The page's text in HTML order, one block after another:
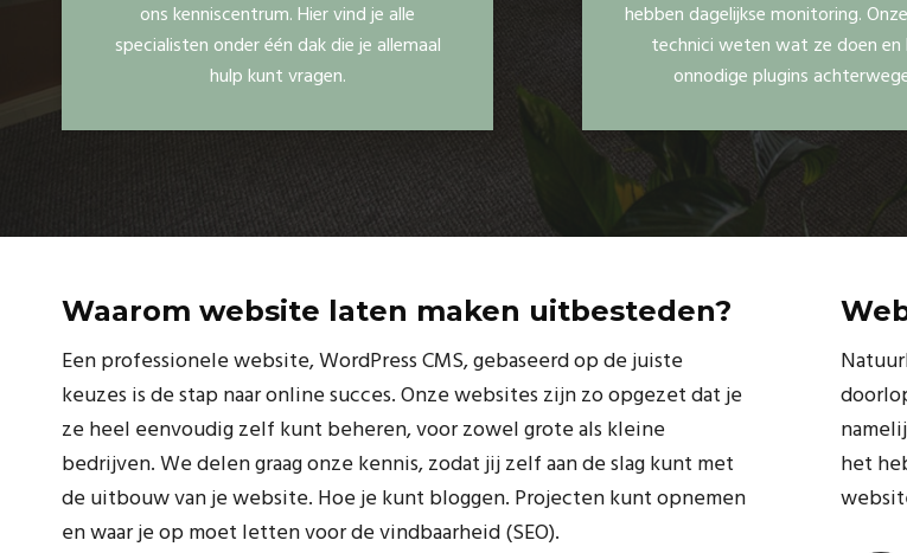
ons kenniscentrum. Hier vind je alle
specialisten onder één dak die je allemaal
hulp kunt vragen.
hebben dagelijkse monitoring.
technici weten wat ze doen en
onnodige plugins
Waarom website laten maken uitbesteden?
Een professionele website, WordPress CMS, gebaseerd op de juiste
keuzes is de stap naar online succes. Onze websites zijn zo opgezet dat je
ze heel eenvoudig zelf kunt beheren, voor zowel grote als kleine
bedrijven. We delen graag onze kennis, zodat jij zelf aan de slag kunt met
de uitbouw van je website. Hoe je kunt bloggen. Projecten kunt opnemen
en waar je op moet letten voor de vindbaarheid (SEO).
het